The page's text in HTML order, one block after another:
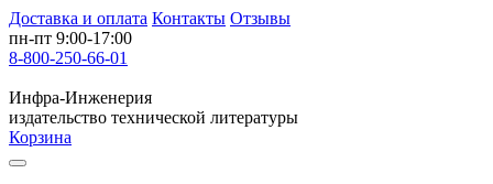
Доставка и оплата Контакты Отзывы
пн-пт 9:00-17:00
8-800-250-66-01
Инфра-Инженерия
издательство технической литературы
Корзина